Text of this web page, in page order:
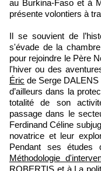
au Burkina-Faso et à
présente volontiers à
Il se souvient de
s'évade de la
pour rejoindre le Père
l'hiver ou des
Éric de Serge DALENS
d’ailleurs dans la
totalité de son
passage dans le
Ferdinand Céline
novatrice et leur
Pendant ses
Méthodologie